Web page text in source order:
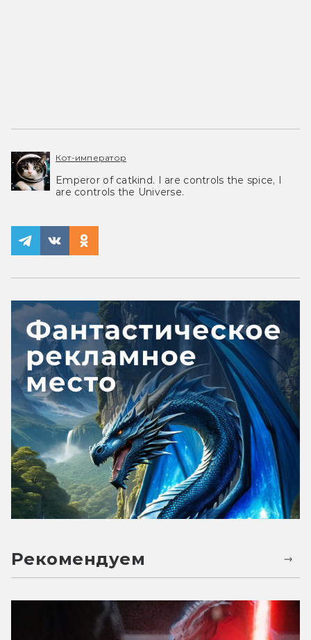
Кот-император
Emperor of catkind. I are controls the spice, I
are controls the Universe.
Рекомендуем